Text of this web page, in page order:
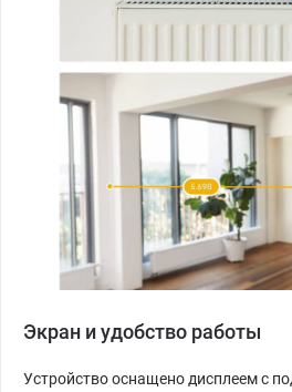
Экран и удобство работы
Устройство оснащено дисплеем с